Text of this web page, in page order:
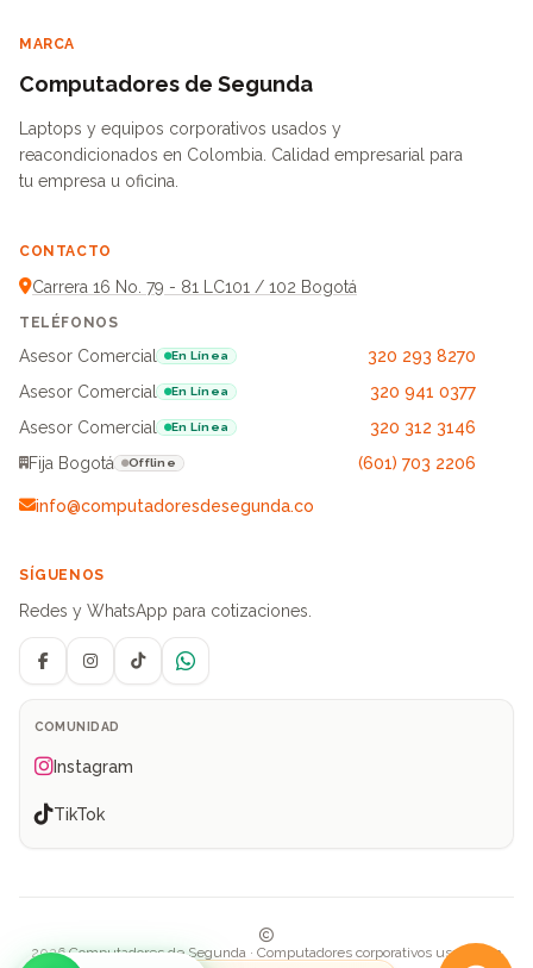
MARCA
Computadores de Segunda
Laptops y equipos corporativos usados y
reacondicionados en Colombia. Calidad empresarial para
tu empresa u oficina.
CONTACTO
Carrera 16 No. 79 - 81 LC101 / 102 Bogotá
TELÉFONOS
Asesor Comercial En Línea
320 293 8270
Asesor Comercial
En Línea
320 941 0377
Asesor Comercial
En Línea
320 312 3146
Fija Bogotá
Offline (601) 703 2206
info@computadoresdesegunda.co
SÍGUENOS
Redes y WhatsApp para cotizaciones.
FacebookInstagramTikTokWhatsApp
COMUNIDAD
Instagram
TikTok
2026 Computadores de Segunda · Computadores corporativos usados en